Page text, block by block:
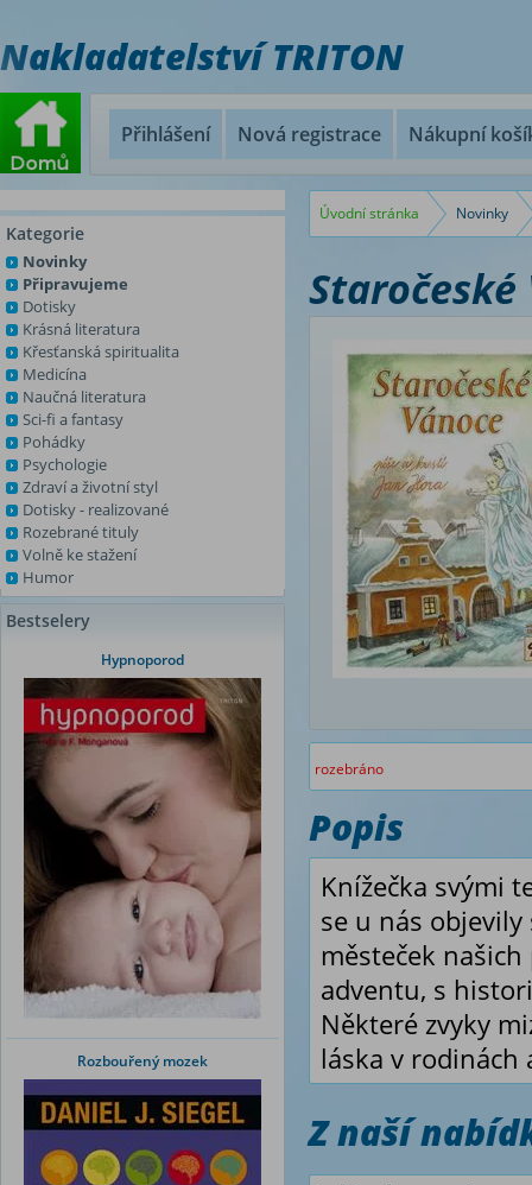
Nakladatelství TRITON
Přihlášení Nová registrace Nákupní
Kategorie
Novinky
Připravujeme
Dotisky
Krásná literatura
Křesťanská spiritualita
Medicína
Naučná literatura
Sci-fi a fantasy
Pohádky
Psychologie
Zdraví a životní styl
Dotisky - realizované
Rozebrané tituly
Volně ke stažení
Humor
Bestselery
Hypnoporod
Rozbouřený mozek
Úvodní stránka Novinky
Staročeské
rozebráno
Popis
Knížečka svými
se u nás
městeček
adventu, s
Některé zvyky
láska v rodinách
Z naší